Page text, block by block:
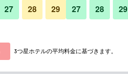
料金を表示
27 28 29 27 28 29
3つ星ホテルの平均料金に基づきます。